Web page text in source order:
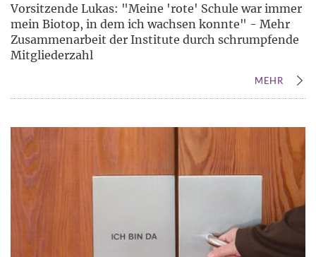
Vorsitzende Lukas: "Meine 'rote' Schule war immer
mein Biotop, in dem ich wachsen konnte" - Mehr
Zusammenarbeit der Institute durch schrumpfende
Mitgliederzahl
MEHR